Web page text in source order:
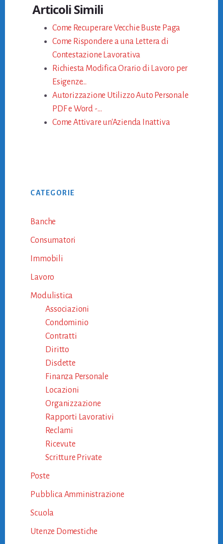
Articoli Simili
Come Recuperare Vecchie Buste Paga
Come Rispondere a una Lettera di
Contestazione Lavorativa
Richiesta Modifica Orario di Lavoro per
Esigenze…
Autorizzazione Utilizzo Auto Personale
PDF e Word -…
Come Attivare un'Azienda Inattiva
Sidebar
CATEGORIE
Banche
Consumatori
Immobili
Lavoro
Modulistica
Associazioni
Condominio
Contratti
Diritto
Disdette
Finanza Personale
Locazioni
Organizzazione
Rapporti Lavorativi
Reclami
Ricevute
Scritture Private
Poste
Pubblica Amministrazione
Scuola
Utenze Domestiche